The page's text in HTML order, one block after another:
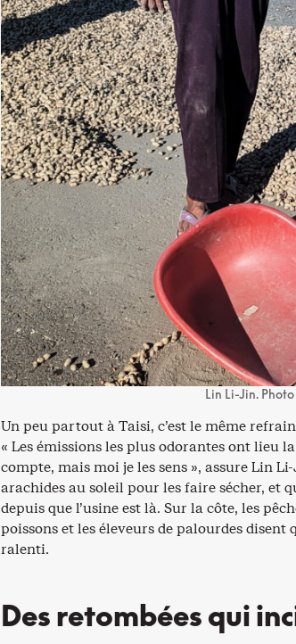
Lin Li-Jin.
Un peu partout à Taisi, c’est le même
« Les émissions les plus odorantes ont lieu
compte, mais moi je les sens », assure Lin
arachides au soleil pour les faire sécher, et
depuis que l’usine est là. Sur la côte, les
poissons et les éleveurs de palourdes
ralenti.
Des retombées qui